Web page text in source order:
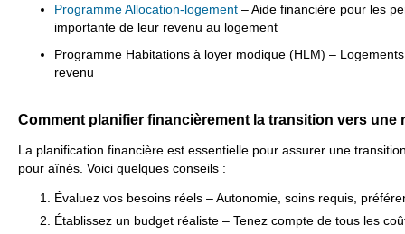
Programme Allocation-logement – Aide financière pour les
importante de leur revenu au logement
Programme Habitations à loyer modique (HLM) –
revenu
Comment planifier financièrement la transition vers une
La planification financière est essentielle pour assurer une
pour aînés. Voici quelques conseils :
Évaluez vos besoins réels – Autonomie, soins requis,
Établissez un budget réaliste – Tenez compte de tous les